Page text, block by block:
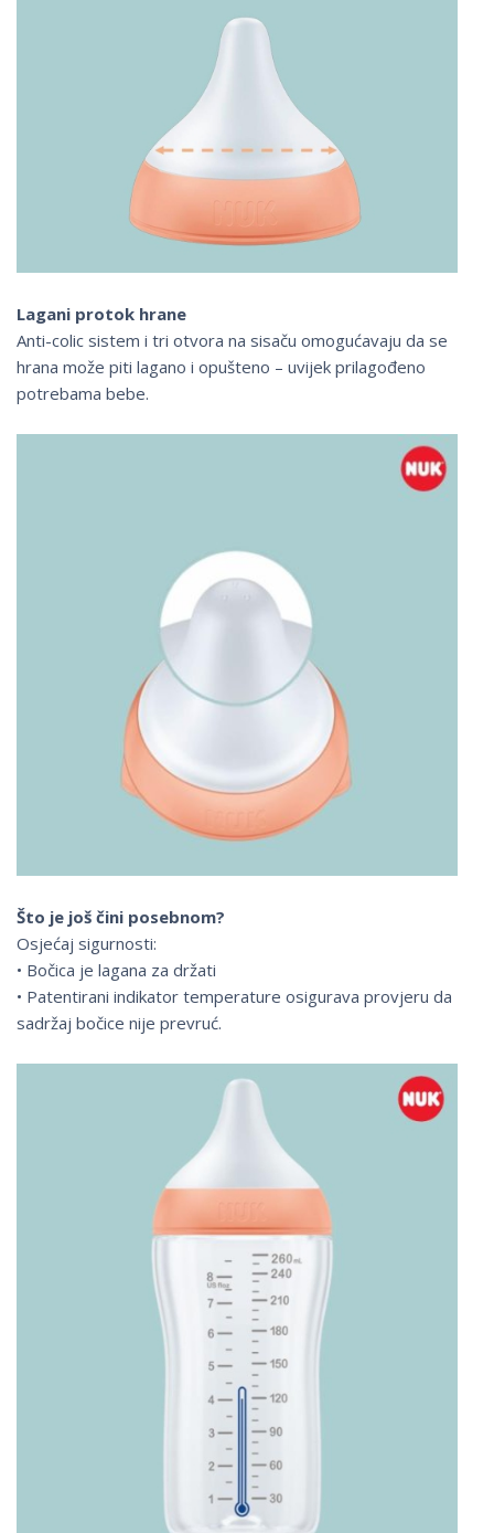
Lagani protok hrane
Anti-colic sistem i tri otvora na sisaču omogućavaju da se
hrana može piti lagano i opušteno – uvijek prilagođeno
potrebama bebe.
Što je još čini posebnom?
Osjećaj sigurnosti:
• Bočica je lagana za držati
• Patentirani indikator temperature osigurava provjeru da
sadržaj bočice nije prevruć.